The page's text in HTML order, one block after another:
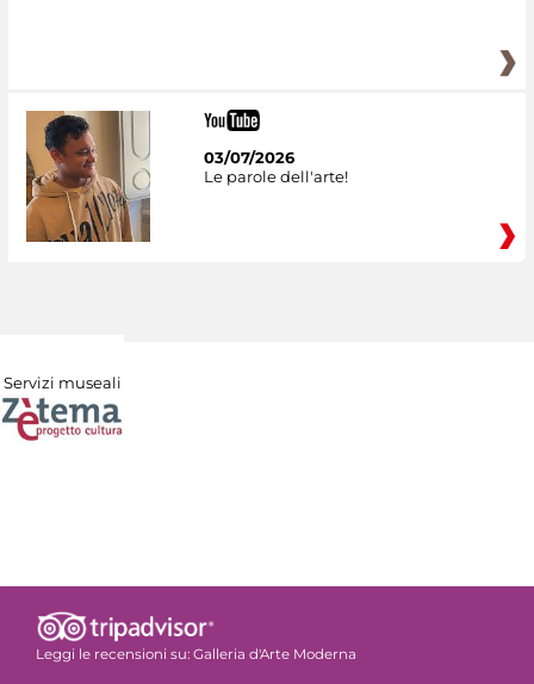
03/07/2026
Le parole dell'arte!
Servizi museali
Leggi le recensioni su: Galleria d'Arte Moderna